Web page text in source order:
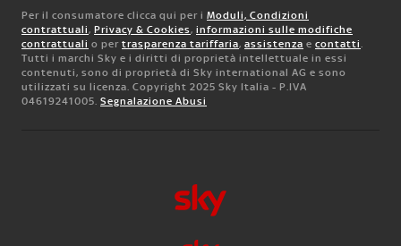
Per il consumatore clicca qui per i Moduli, Condizioni
contrattuali, Privacy & Cookies, informazioni sulle modifiche
contrattuali o per trasparenza tariffaria, assistenza e contatti.
Tutti i marchi Sky e i diritti di proprietà intellettuale in essi
contenuti, sono di proprietà di Sky international AG e sono
utilizzati su licenza. Copyright 2025 Sky Italia - P.IVA
04619241005. Segnalazione Abusi